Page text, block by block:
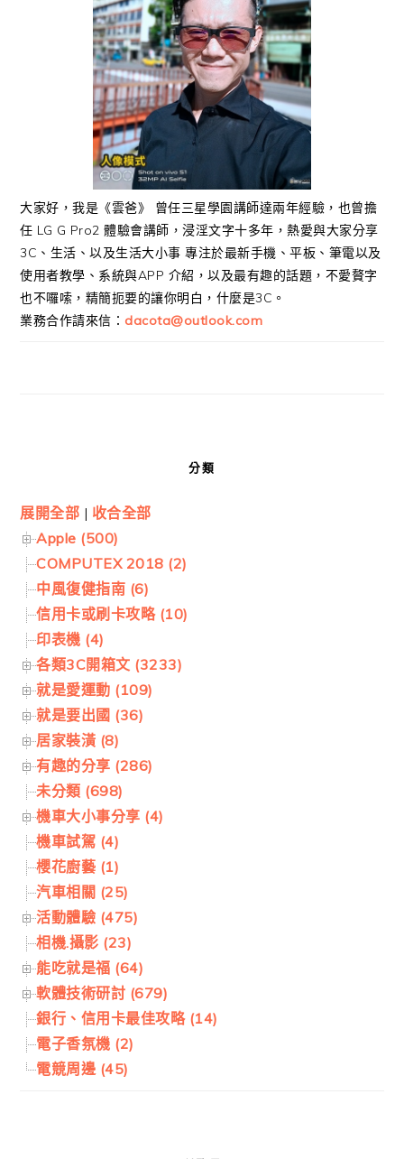
大家好，我是《雲爸》 曾任三星學園講師達兩年經驗，也曾擔
任 LG G Pro2 體驗會講師，浸淫文字十多年，熱愛與大家分享
3C、生活、以及生活大小事 專注於最新手機、平板、筆電以及
使用者教學、系統與APP 介紹，以及最有趣的話題，不愛贅字
也不囉嗦，精簡扼要的讓你明白，什麼是3C。
業務合作請來信： dacota@outlook.com
分類
展開全部 | 收合全部
Apple (500)
COMPUTEX 2018 (2)
中風復健指南 (6)
信用卡或刷卡攻略 (10)
印表機 (4)
各類3C開箱文 (3233)
就是愛運動 (109)
就是要出國 (36)
居家裝潢 (8)
有趣的分享 (286)
未分類 (698)
機車大小事分享 (4)
機車試駕 (4)
櫻花廚藝 (1)
汽車相關 (25)
活動體驗 (475)
相機.攝影 (23)
能吃就是福 (64)
軟體技術研討 (679)
銀行、信用卡最佳攻略 (14)
電子香氛機 (2)
電競周邊 (45)